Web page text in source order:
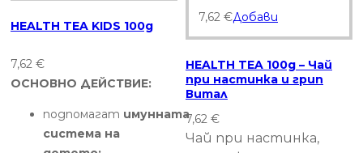
HEALTH TEA KIDS 100g
7,62 €
ОСНОВНО ДЕЙСТВИЕ:
подпомагат имунната
система на
7,62 €Добави
HEALTH TEA 100g – Чай
при настинка и грип
Витал
7,62 €
Чай при настинка,